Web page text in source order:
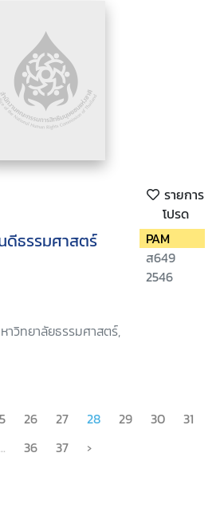
รายการ
โปรด
ดีธรรมศาสตร์
วิทยาลัยธรรมศาสตร์,
PAM
ส649
2546
26 27 28 29 30
31
...
36 37 ›